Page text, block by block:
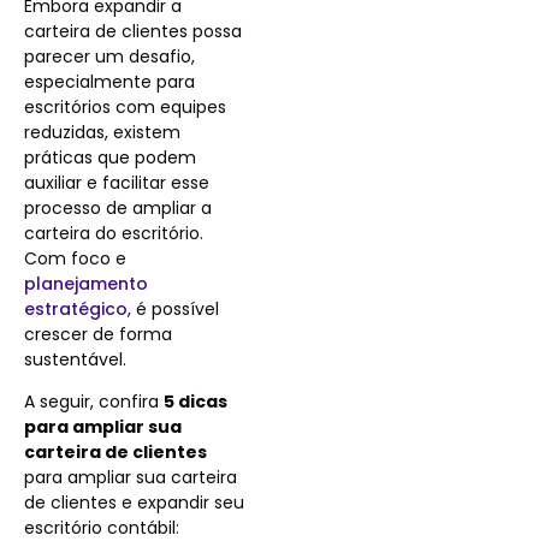
Embora expandir a
carteira de clientes possa
parecer um desafio,
especialmente para
escritórios com equipes
reduzidas, existem
práticas que podem
auxiliar e facilitar esse
processo de ampliar a
carteira do escritório.
Com foco e
planejamento
estratégico, é possível
crescer de forma
sustentável.
A seguir, confira 5 dicas
para ampliar sua
carteira de clientes
para ampliar sua carteira
de clientes e expandir seu
escritório contábil: